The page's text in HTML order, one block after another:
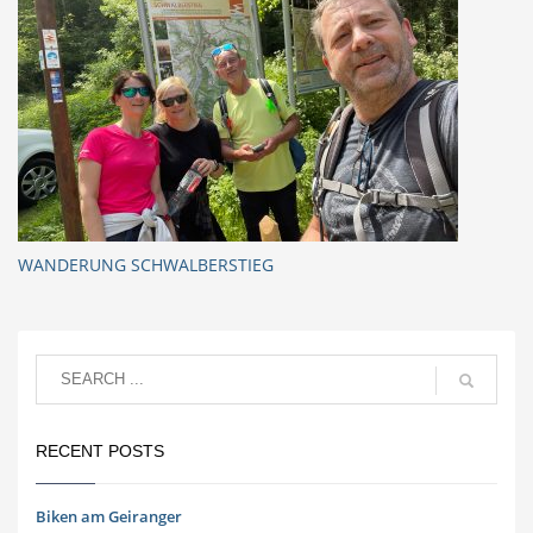
WANDERUNG SCHWALBERSTIEG
RECENT POSTS
Biken am Geiranger